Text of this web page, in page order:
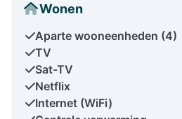
Wonen
Aparte wooneenheden (4)
TV
Sat-TV
Netflix
Internet (WiFi)